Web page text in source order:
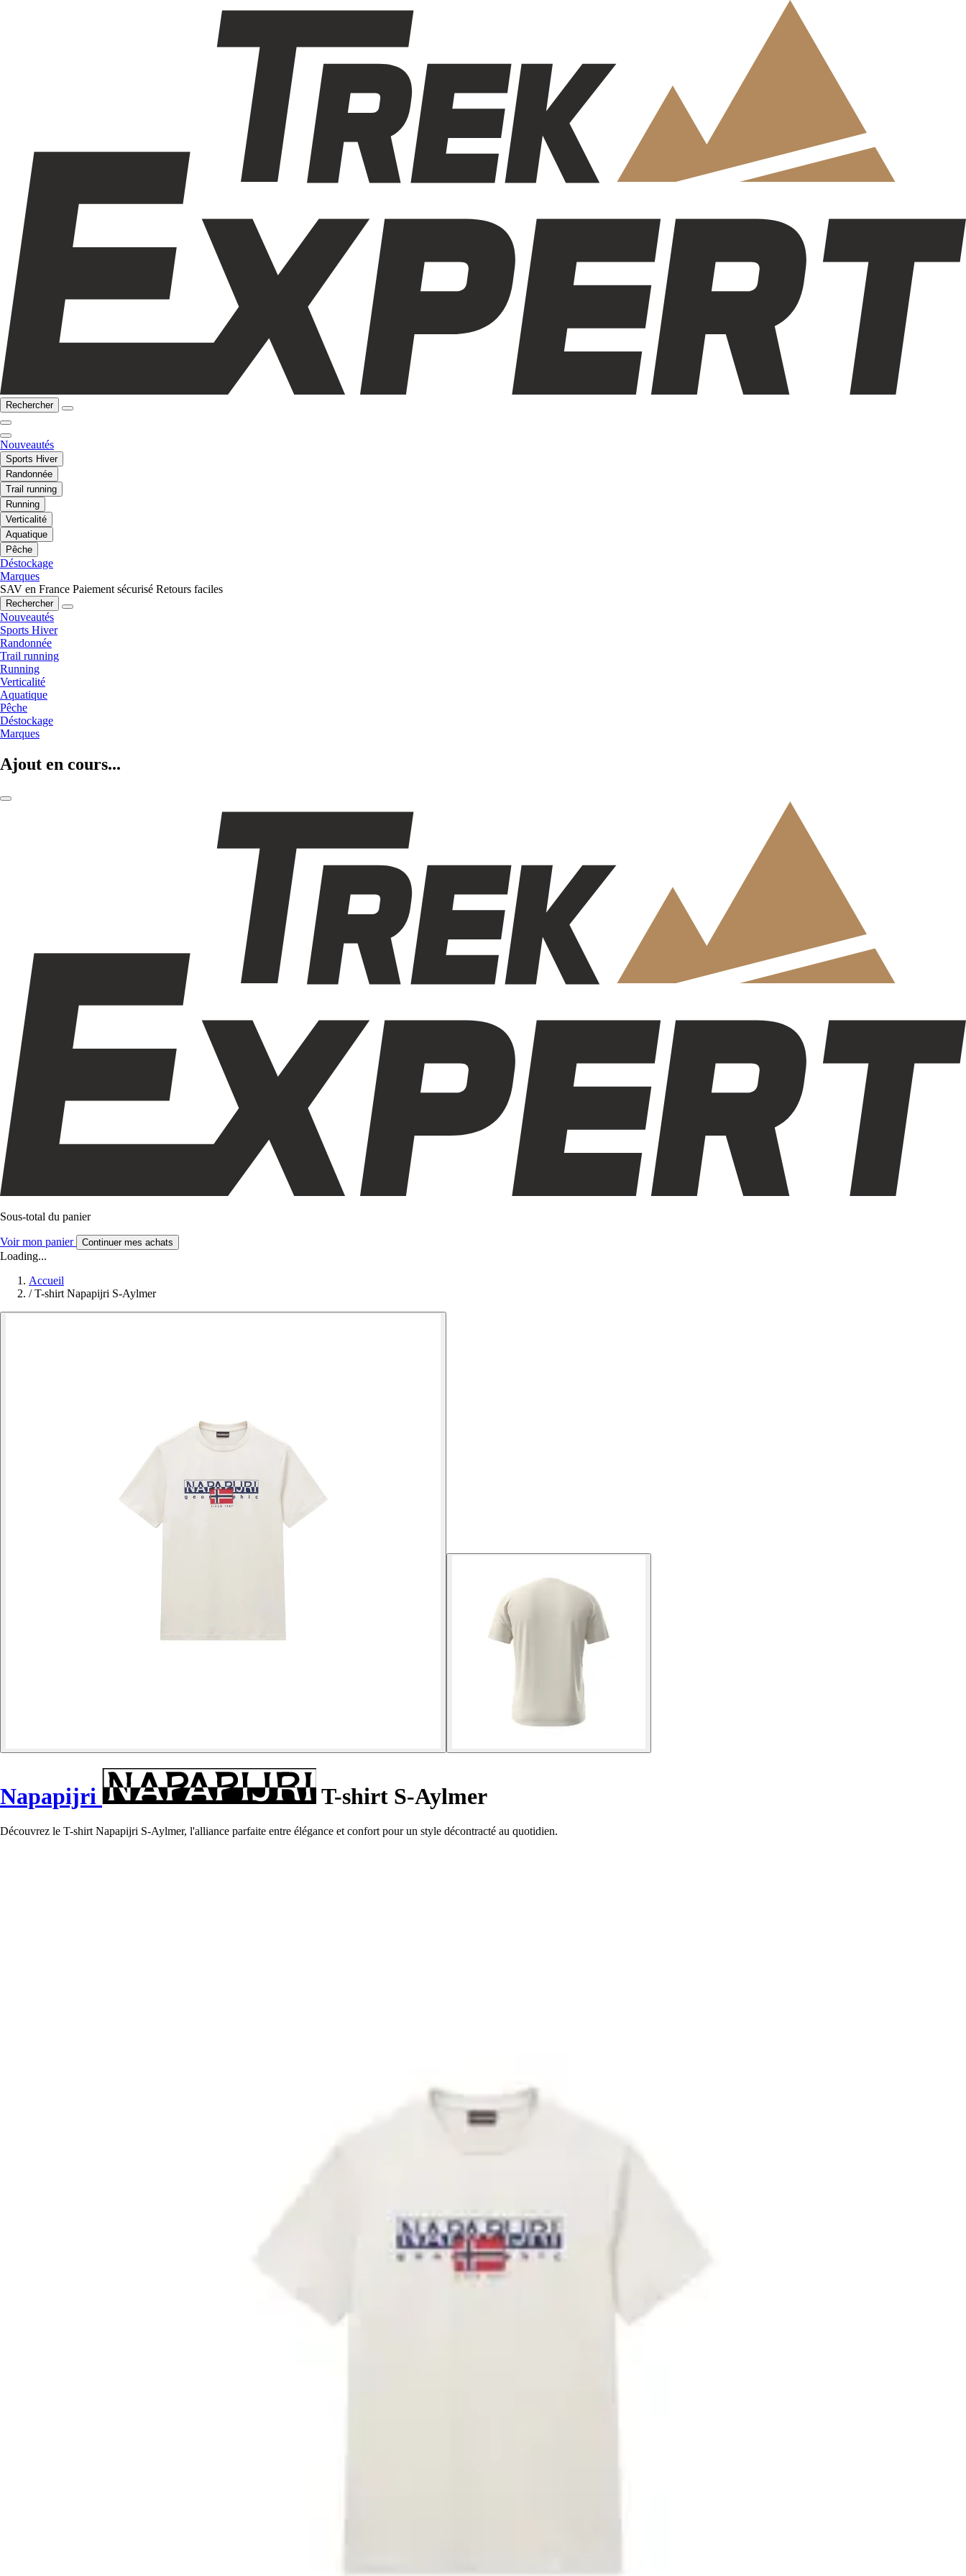
Rechercher
Nouveautés
Sports Hiver
Randonnée
Trail running
Running
Verticalité
Aquatique
Pêche
Déstockage
Marques
SAV en France Paiement sécurisé Retours faciles
Rechercher
Nouveautés
Sports Hiver
Randonnée
Trail running
Running
Verticalité
Aquatique
Pêche
Déstockage
Marques
Ajout en cours...
Sous-total du panier
Voir mon panier Continuer mes achats
Loading...
Accueil
/ T-shirt Napapijri S-Aylmer
Napapijri T-shirt S-Aylmer
Découvrez le T-shirt Napapijri S-Aylmer, l'alliance parfaite entre élégance et confort pour un style décontracté au quotidien.